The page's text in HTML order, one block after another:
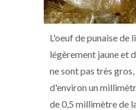
L'oeuf de punaise de
légèrement jaune et
ne sont pas très
d'environ un
de 0,5 millimètre de